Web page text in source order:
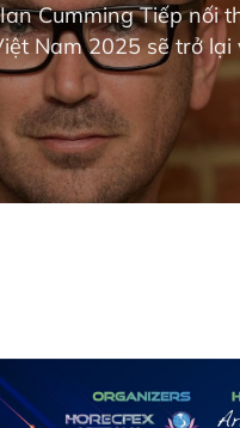
Ian Cumming Tiếp nối
Nam 2025 sẽ trở